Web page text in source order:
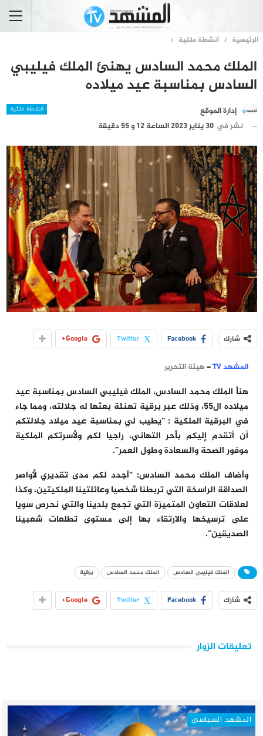
الرئيسية أنشطة ملكية
الملك محمد السادس يهنئ الملك فيليبي
السادس بمناسبة عيد ميلاده
أنشطة ملكية
إدارة الموقع
نشر في 30 يناير 2023 الساعة 12 و 55 دقيقة
شارك Facebook
Twitter
Google+
المشهد TV –هيئة التحرير
هنأ الملك محمد السادس، الملك فيليبي السادس بمناسبة عيد
ميلاده ال55، وذلك عبر برقية تهنئة بعثها له جلالته، ومما جاء
في البرقية الملكية : “يطيب لي بمناسبة عيد ميلاد جلالتكم
أن أتقدم إليكم بأحر التهاني، راجيا لكم ولأسرتكم الملكية
موفور الصحة والسعادة وطول العمر”.
وأضاف الملك محمد السادس: “أجدد لكم مدى تقديري لأواصر
الصداقة الراسخة التي تربطنا شخصيا وعائلتينا الملكيتين، وكذا
لعلاقات التعاون المتميزة التي تجمع بلدينا والتي نحرص سويا
على ترسيخها والارتقاء بها إلى مستوى تطلعات شعبينا
الصديقين”.
الملك فيليبي السادس الملك محمد السادس برقية
شارك Facebook
Twitter
Google+
تعليقات الزوار
المشهد السياسي